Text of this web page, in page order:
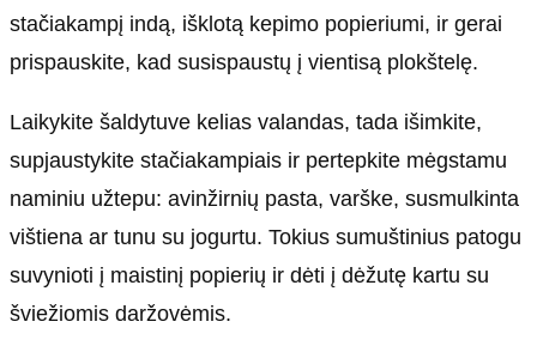
stačiakampį indą, išklotą kepimo popieriumi, ir gerai
prispauskite, kad susispaustų į vientisą plokštelę.
Laikykite šaldytuve kelias valandas, tada išimkite,
supjaustykite stačiakampiais ir pertepkite mėgstamu
naminiu užtepu: avinžirnių pasta, varške, susmulkinta
vištiena ar tunu su jogurtu. Tokius sumuštinius patogu
suvynioti į maistinį popierių ir dėti į dėžutę kartu su
šviežiomis daržovėmis.